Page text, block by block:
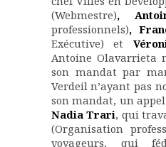
(Webmestre),
professionnels),
Exécutive)
et
Antoine Olavarrieta
son mandat par
Verdeil n’ayant pas
son mandat, un
Nadia Trari, qui
(Organisation
voyageurs, qui